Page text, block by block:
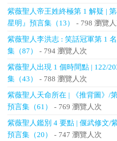
紫薇聖人帝王姓終極第 1 解疑 |
星明』預言集（13）
- 798 瀏覽
紫薇聖人李洪志 : 笑話冠軍第 1
集（87）
- 794 瀏覽人次
紫薇聖人出現 1 個時間點 | 122/
集（43）
- 788 瀏覽人次
紫薇聖人天命所在 | 《推背圖》/
預言集（61）
- 769 瀏覽人次
紫薇聖人鑑別 4 要點 | 偃武修文/
預言集（20）
- 747 瀏覽人次